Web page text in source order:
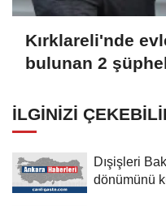
Kırklareli'nde
bulunan 2
İLGINIZI
Dışişleri
dönümünü